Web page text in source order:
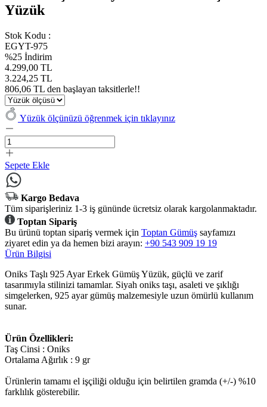
Yüzük
Stok Kodu :
EGYT-975
%25 İndirim
4.299,00 TL
3.224,25 TL
806,06 TL den başlayan taksitlerle!!
Yüzük ölçünüzü öğrenmek için tıklayınız
Sepete Ekle
Kargo Bedava
Tüm siparişleriniz 1-3 iş gününde ücretsiz olarak kargolanmaktadır.
Toptan Sipariş
Bu ürünü toptan sipariş vermek için Toptan Gümüş sayfamızı
ziyaret edin ya da hemen bizi arayın: +90 543 909 19 19
Ürün Bilgisi
Oniks Taşlı 925 Ayar Erkek Gümüş Yüzük, güçlü ve zarif
tasarımıyla stilinizi tamamlar. Siyah oniks taşı, asaleti ve şıklığı
simgelerken, 925 ayar gümüş malzemesiyle uzun ömürlü kullanım
sunar.
Ürün Özellikleri:
Taş Cinsi : Oniks
Ortalama Ağırlık : 9 gr
Ürünlerin tamamı el işçiliği olduğu için belirtilen gramda (+/-) %10
farklılık gösterebilir.